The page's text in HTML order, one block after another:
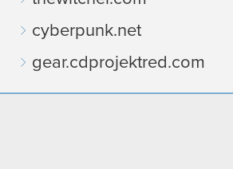
cyberpunk.net
gear.cdprojektred.com